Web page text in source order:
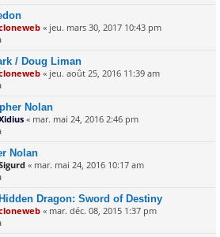
« jeu. mars 30, 2017 10:43 pm
/ Doug Liman
« jeu. août 25, 2016 11:39 am
Nolan
« mar. mai 24, 2016 2:46 pm
Nolan
« mar. mai 24, 2016 10:17 am
Dragon: Sword of Destiny
« mar. déc. 08, 2015 1:37 pm